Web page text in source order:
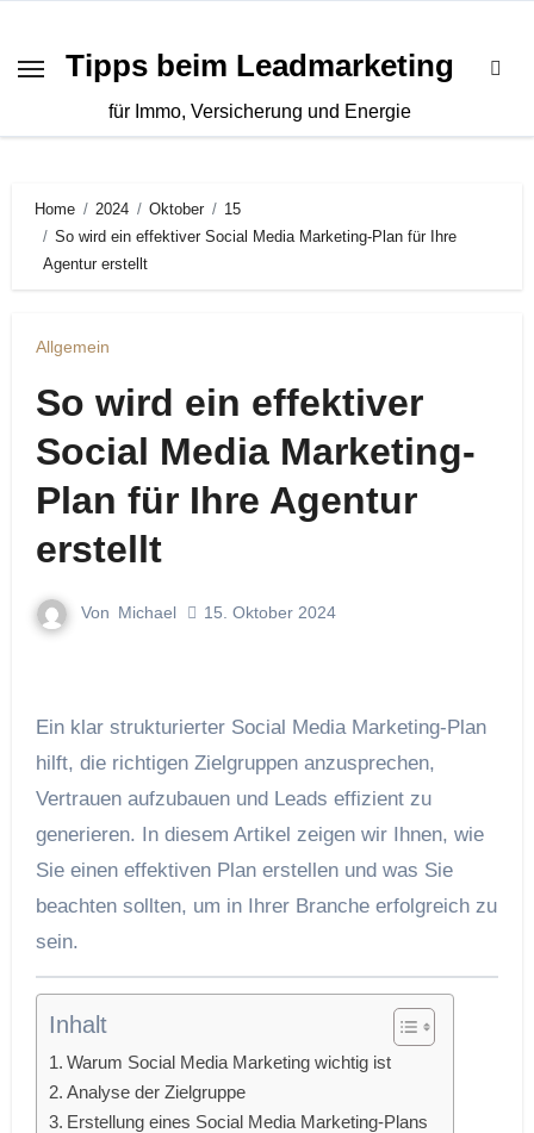
springenTipps beim Leadmarketing
für Immo, Versicherung und Energie
Home 2024 Oktober
15
So wird ein effektiver Social Media Marketing-Plan für Ihre
Agentur erstellt
Allgemein
So wird ein effektiver
Social Media Marketing-
Plan für Ihre Agentur
erstellt
Von Michael 15. Oktober 2024
Ein klar strukturierter Social Media Marketing-Plan
hilft, die richtigen Zielgruppen anzusprechen,
Vertrauen aufzubauen und Leads effizient zu
generieren. In diesem Artikel zeigen wir Ihnen, wie
Sie einen effektiven Plan erstellen und was Sie
beachten sollten, um in Ihrer Branche erfolgreich zu
sein.
Inhalt
Warum Social Media Marketing wichtig ist
Analyse der Zielgruppe
Erstellung eines Social Media Marketing-Plans